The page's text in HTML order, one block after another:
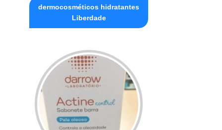
dermocosméticos hidratantes
Liberdade